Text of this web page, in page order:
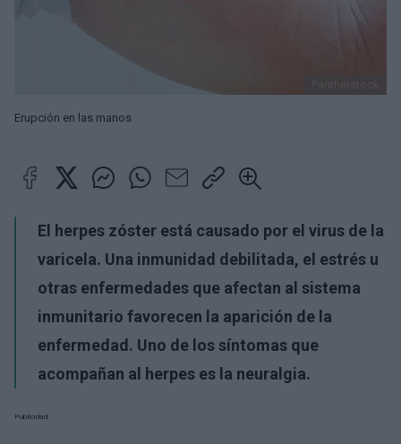
Erupción en las manos
El herpes zóster está causado por el virus de la
varicela. Una inmunidad debilitada, el estrés u
otras enfermedades que afectan al sistema
inmunitario favorecen la aparición de la
enfermedad. Uno de los síntomas que
acompañan al herpes es la neuralgia.
Publicidad: